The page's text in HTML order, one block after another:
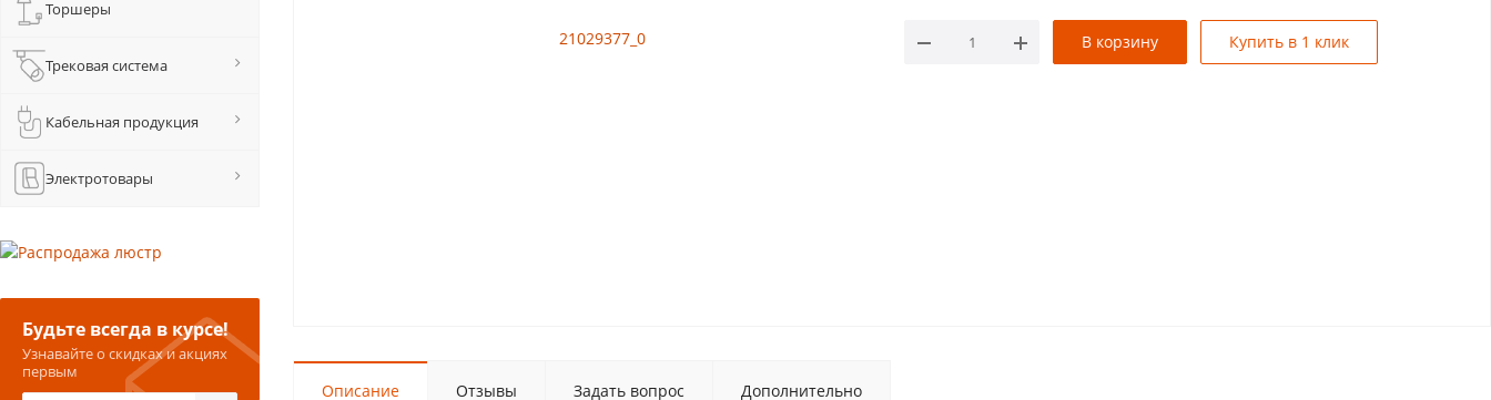
В корзину Купить в 1 клик
Описание Отзывы Задать вопрос Дополнительно
Торшеры
Трековая система
Кабельная продукция
Электротовары
Будьте всегда в курсе!
Узнавайте о скидках и акциях
первым